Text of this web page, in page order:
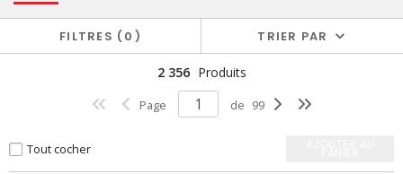
FILTRES 0 TRIER PAR
2 356 Produits
Page de 99
Tout cocher